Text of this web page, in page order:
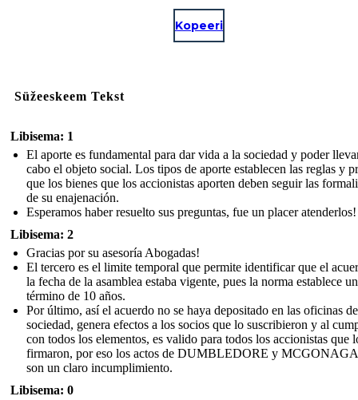
Kopeeri
Süžeeskeem Tekst
Libisema: 1
El aporte es fundamental para dar vida a la sociedad y poder
cabo el objeto social. Los tipos de aporte establecen las reglas y
que los bienes que los accionistas aporten deben seguir las
de su enajenación.
Esperamos haber resuelto sus preguntas, fue un placer atenderlos!
Libisema: 2
Gracias por su asesoría Abogadas!
El tercero es el limite temporal que permite identificar que el
la fecha de la asamblea estaba vigente, pues la norma establece un
término de 10 años.
Por último, así el acuerdo no se haya depositado en las oficinas
sociedad, genera efectos a los socios que lo suscribieron y al
con todos los elementos, es valido para todos los accionistas que
firmaron, por eso los actos de DUMBLEDORE y
son un claro incumplimiento.
Libisema: 0